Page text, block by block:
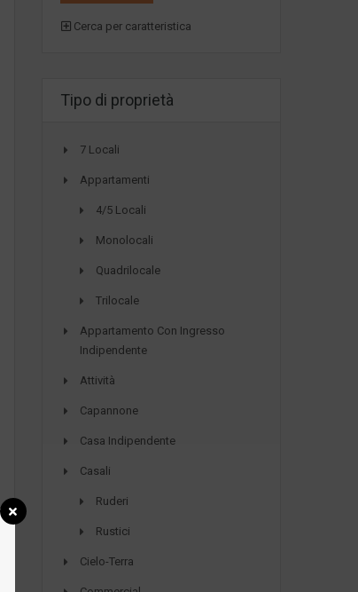
Cerca per caratteristica
Tipo di proprietà
7 Locali
Appartamenti
4/5 Locali
Monolocali
Quadrilocale
Trilocale
Appartamento Con Ingresso
Indipendente
Attività
Capannone
Casa Indipendente
Casali
Ruderi
Rustici
Cielo-Terra